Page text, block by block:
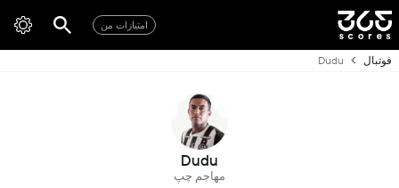
امتیازات من
فوتبال Dudu
Dudu
مهاجم چپ